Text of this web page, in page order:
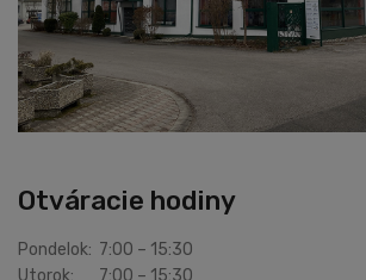
Otváracie hodiny
Pondelok: 7:00 – 15:30
Utorok: 7:00 – 15:30